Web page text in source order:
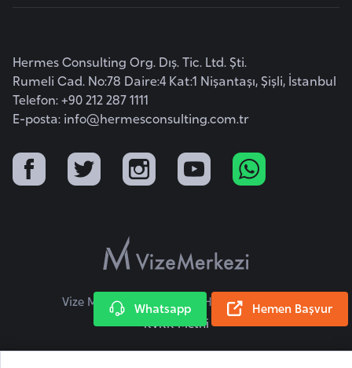
Hermes Consulting Org. Dış. Tic. Ltd. Şti.
Rumeli Cad. No:78 Daire:4 Kat:1 Nişantaşı, Şişli, İstanbul
Telefon: +90 212 287 1111
E-posta: info@hermesconsulting.com.tr
Vize Merkezi © 2026 Tüm Hakları Saklıdır.
KVKK Metni
u
t
i
Ç
i
n
r
Hemen Başvur
Whatsapp